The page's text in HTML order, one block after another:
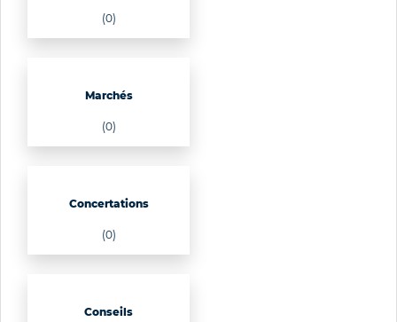
(0)
Marchés
(0)
Concertations
(0)
Conseils